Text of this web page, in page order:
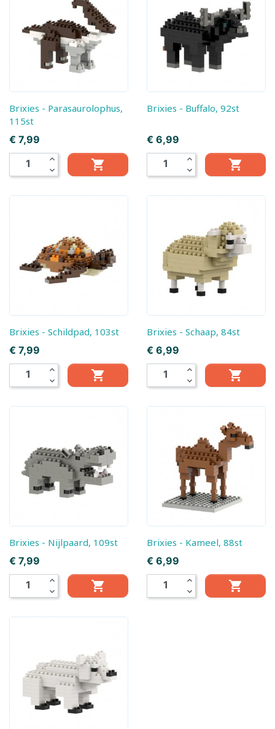
Brixies - Parasaurolophus,
115st
Prijs
€ 7,99
expand_less
expand_more

Brixies - Buffalo, 92st
Prijs
€ 6,99
expand_less
expand_more

Brixies - Schildpad, 103st
Prijs
€ 7,99
expand_less
expand_more

Brixies - Schaap, 84st
Prijs
€ 6,99
expand_less
expand_more

Brixies - Nijlpaard, 109st
Prijs
€ 7,99
expand_less
expand_more

Brixies - Kameel, 88st
Prijs
€ 6,99
expand_less
expand_more
